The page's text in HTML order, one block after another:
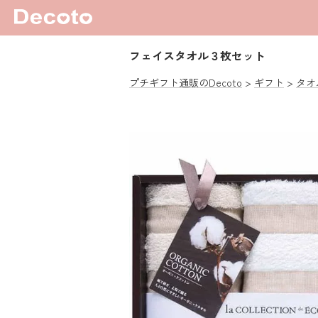
フェイスタオル３枚セット
プチギフト通販のDecoto ギフト タ